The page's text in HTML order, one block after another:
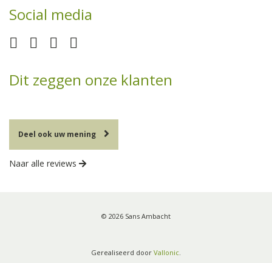
Social media
Dit zeggen onze klanten
Deel ook uw mening
Naar alle reviews
© 2026 Sans Ambacht
Gerealiseerd door Vallonic